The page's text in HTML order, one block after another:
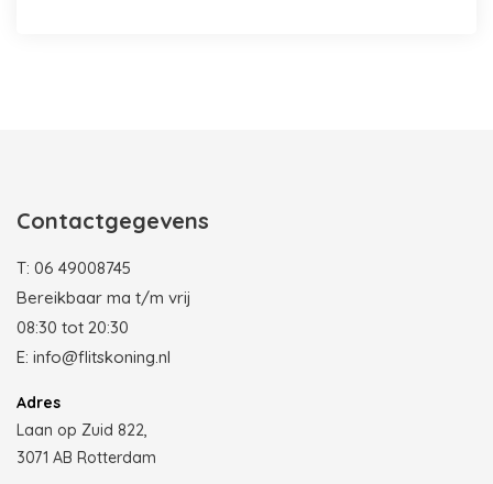
Contactgegevens
T: 06 49008745
Bereikbaar ma t/m vrij
08:30 tot 20:30
E: info@flitskoning.nl
Adres
Laan op Zuid 822,
3071 AB Rotterdam